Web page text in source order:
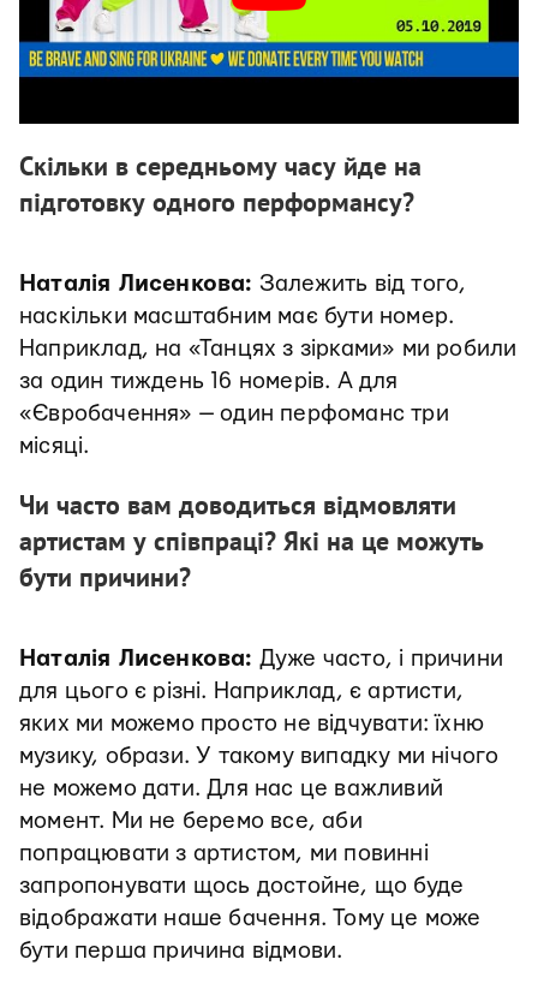
Скільки в середньому часу йде на
підготовку одного перформансу?
Наталія Лисенкова: Залежить від того,
наскільки масштабним має бути номер.
Наприклад, на «Танцях з зірками» ми робили
за один тиждень 16 номерів. А для
«Євробачення» — один перфоманс три
місяці.
Чи часто вам доводиться відмовляти
артистам у співпраці? Які на це можуть
бути причини?
Наталія Лисенкова: Дуже часто, і причини
для цього є різні. Наприклад, є артисти,
яких ми можемо просто не відчувати: їхню
музику, образи. У такому випадку ми нічого
не можемо дати. Для нас це важливий
момент. Ми не беремо все, аби
попрацювати з артистом, ми повинні
запропонувати щось достойне, що буде
відображати наше бачення. Тому це може
бути перша причина відмови.